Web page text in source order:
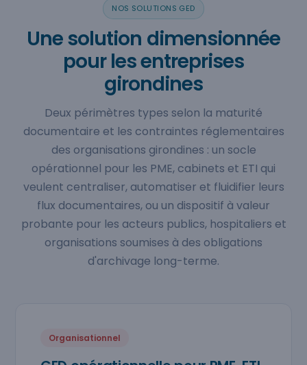
NOS SOLUTIONS GED
Une solution dimensionnée
pour les entreprises
girondines
Deux périmètres types selon la maturité
documentaire et les contraintes réglementaires
des organisations girondines : un socle
opérationnel pour les PME, cabinets et ETI qui
veulent centraliser, automatiser et fluidifier leurs
flux documentaires, ou un dispositif à valeur
probante pour les acteurs publics, hospitaliers et
organisations soumises à des obligations
d'archivage long-terme.
Organisationnel